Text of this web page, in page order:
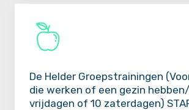
De Helder Groepstrainingen
die werken of een gezin
vrijdagen of 10 zaterdagen)